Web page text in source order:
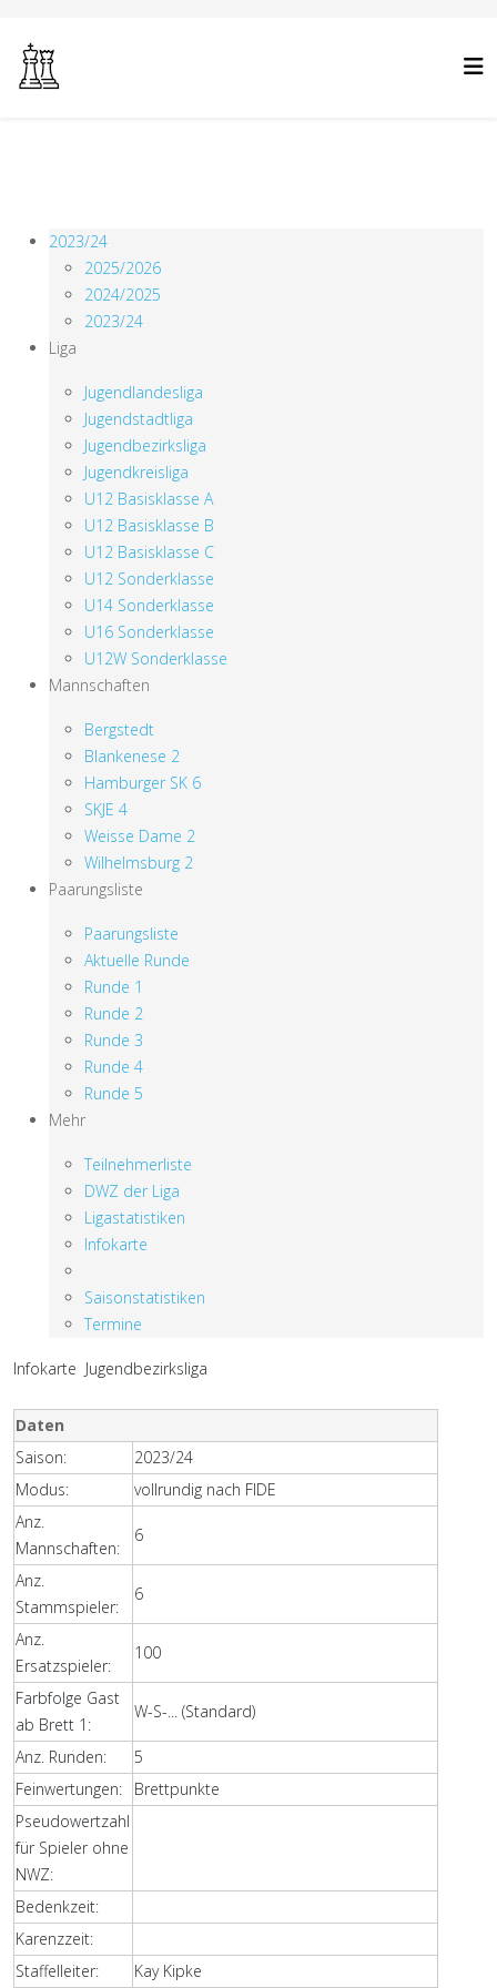
2023/24
2025/2026
2024/2025
2023/24
Liga
Jugendlandesliga
Jugendstadtliga
Jugendbezirksliga
Jugendkreisliga
U12 Basisklasse A
U12 Basisklasse B
U12 Basisklasse C
U12 Sonderklasse
U14 Sonderklasse
U16 Sonderklasse
U12W Sonderklasse
Mannschaften
Bergstedt
Blankenese 2
Hamburger SK 6
SKJE 4
Weisse Dame 2
Wilhelmsburg 2
Paarungsliste
Paarungsliste
Aktuelle Runde
Runde 1
Runde 2
Runde 3
Runde 4
Runde 5
Mehr
Teilnehmerliste
DWZ der Liga
Ligastatistiken
Infokarte
Saisonstatistiken
Termine
Infokarte Jugendbezirksliga
Daten
Saison:
2023/24
Modus:
vollrundig nach FIDE
Anz.
Mannschaften:
6
Anz.
Stammspieler:
6
Anz.
Ersatzspieler:
100
Farbfolge Gast
ab Brett 1:
W-S-... (Standard)
Anz. Runden:
5
Feinwertungen:
Brettpunkte
Pseudowertzahl
für Spieler ohne
NWZ:
Bedenkzeit:
Karenzzeit:
Staffelleiter:
Kay Kipke